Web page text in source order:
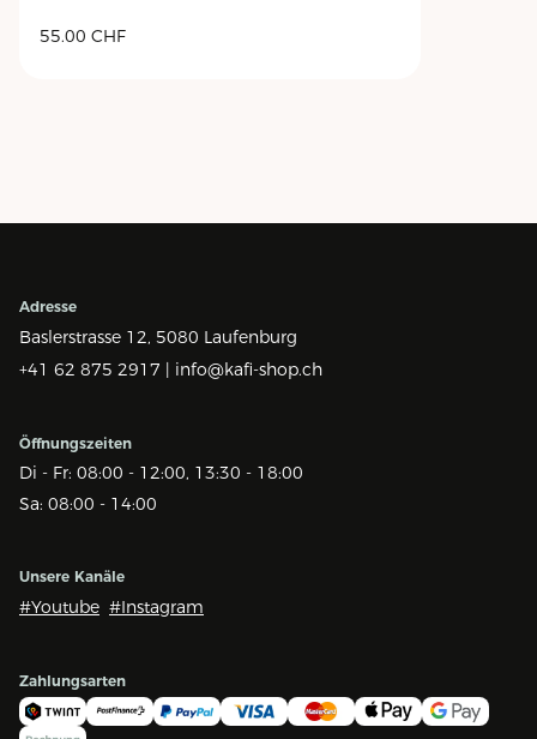
55.00 CHF
Adresse
Baslerstrasse 12, 5080 Laufenburg
+41 62 875 2917 | info@kafi-shop.ch
Öffnungszeiten
Di - Fr: 08:00 - 12:00, 13:30 - 18:00
Sa: 08:00 - 14:00
Unsere Kanäle
#Youtube #Instagram
Zahlungsarten